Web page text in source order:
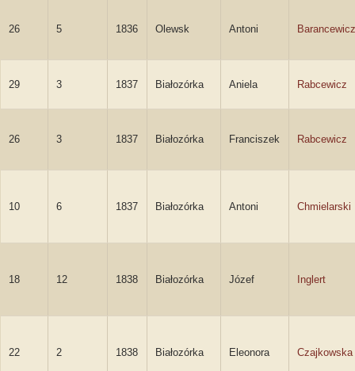
26 5 1836 Olewsk Antoni Barancewicz
29 3 1837 Białozórka Aniela Rabcewicz
26 3 1837 Białozórka Franciszek Rabcewicz
10 6 1837 Białozórka Antoni Chmielarski
18 12 1838 Białozórka Józef Inglert
22 2 1838 Białozórka Eleonora Czajkowska